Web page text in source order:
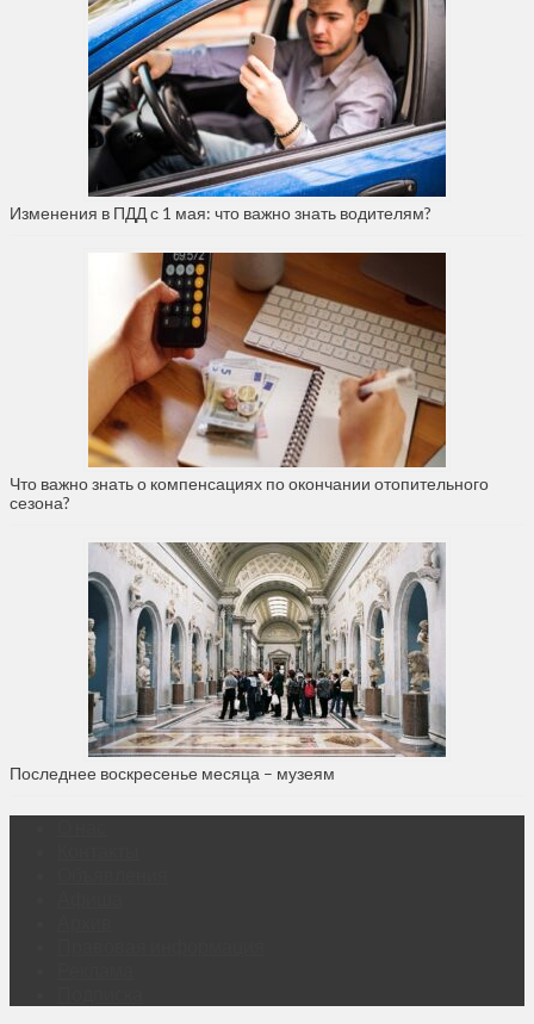
Изменения в ПДД с 1 мая: что важно знать водителям?
Что важно знать о компенсациях по окончании отопительного
сезона?
Последнее воскресенье месяца – музеям